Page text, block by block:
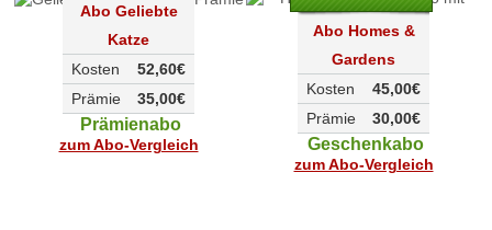
Abo Geliebte
Katze
52,60€
Kosten
35,00€
Prämie
Prämienabo
zum Abo-Vergleich
Abo Homes &
Gardens
45,00€
Kosten
30,00€
Prämie
Geschenkabo
zum Abo-Vergleich